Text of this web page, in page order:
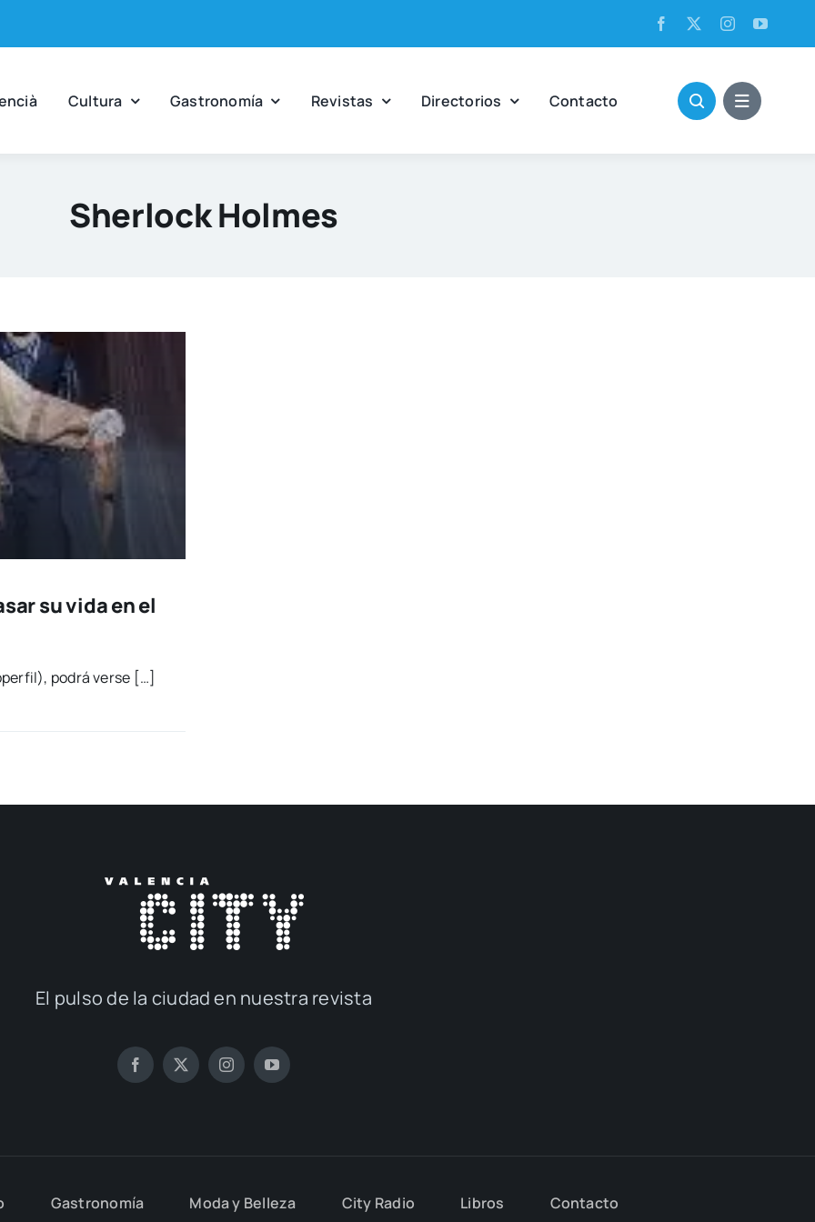
Cul­tu­ra Gas­tro­no­mía Revis­tas Direc­to­rios Con­tac­to
Sherlock Holmes
su vida en el
podrá ver­se […]
El pul­so de la ciu­dad en nues­tra revis­ta
Gas­tro­no­mía Moda y Belle­za City Radio Libros Con­tac­to